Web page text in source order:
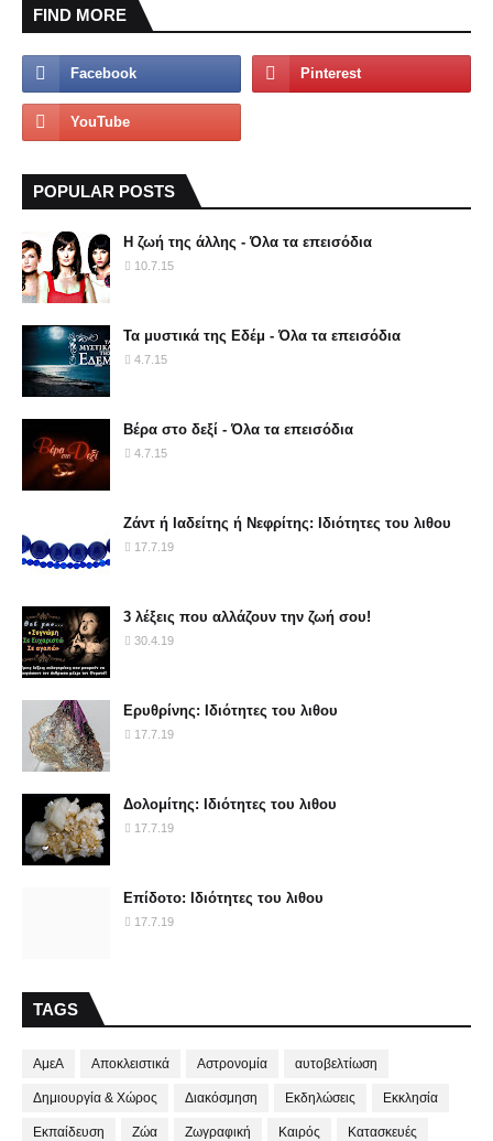
FIND MORE
POPULAR POSTS
Η ζωή της άλλης - Όλα τα επεισόδια
10.7.15
Τα μυστικά της Εδέμ - Όλα τα επεισόδια
4.7.15
Βέρα στο δεξί - Όλα τα επεισόδια
4.7.15
Ζάντ ή Ιαδείτης ή Νεφρίτης: Ιδιότητες του λιθου
17.7.19
3 λέξεις που αλλάζουν την ζωή σου!
30.4.19
Ερυθρίνης: Ιδιότητες του λιθου
17.7.19
Δολομίτης: Ιδιότητες του λιθου
17.7.19
Επίδοτο: Ιδιότητες του λιθου
17.7.19
TAGS
ΑμεΑ Αποκλειστικά Αστρονομία αυτοβελτίωση
Δημιουργία & Χώρος Διακόσμηση Εκδηλώσεις Εκκλησία
Εκπαίδευση Ζώα Ζωγραφική Καιρός Κατασκευές